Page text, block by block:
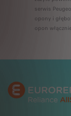
serwis
opony i
opon